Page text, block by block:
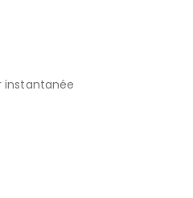
instantanée